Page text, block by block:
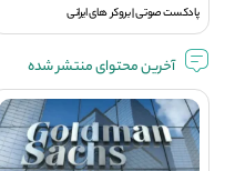
پادکست صوتی | بروکر های ایرانی
آخرین محتوای منتشر شده